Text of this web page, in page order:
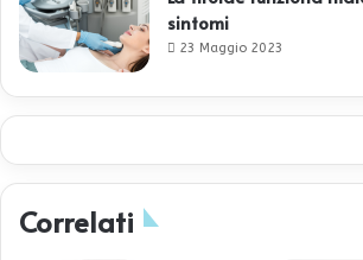
sintomi
23 Maggio 2023
Correlati